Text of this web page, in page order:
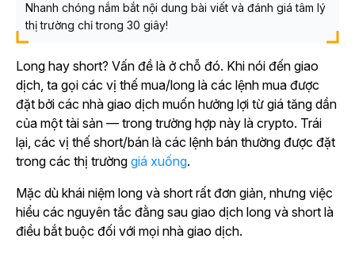
Nhanh chóng nắm bắt nội dung bài viết và đánh giá tâm lý
thị trường chỉ trong 30 giây!
Long hay short? Vấn đề là ở chỗ đó. Khi nói đến giao
dịch, ta gọi các vị thế mua/long là các lệnh mua được
đặt bởi các nhà giao dịch muốn hưởng lợi từ giá tăng dần
của một tài sản — trong trường hợp này là crypto. Trái
lại, các vị thế short/bán là các lệnh bán thường được đặt
trong các thị trường giá xuống.
Mặc dù khái niệm long và short rất đơn giản, nhưng việc
hiểu các nguyên tắc đằng sau giao dịch long và short là
điều bắt buộc đối với mọi nhà giao dịch.